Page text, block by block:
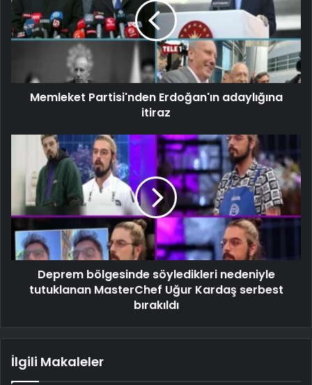
Memleket Partisi'nden Erdoğan'ın adaylığına
itiraz
Deprem bölgesinde söyledikleri nedeniyle
tutuklanan MasterChef Uğur Kardaş serbest
bırakıldı
İlgili Makaleler